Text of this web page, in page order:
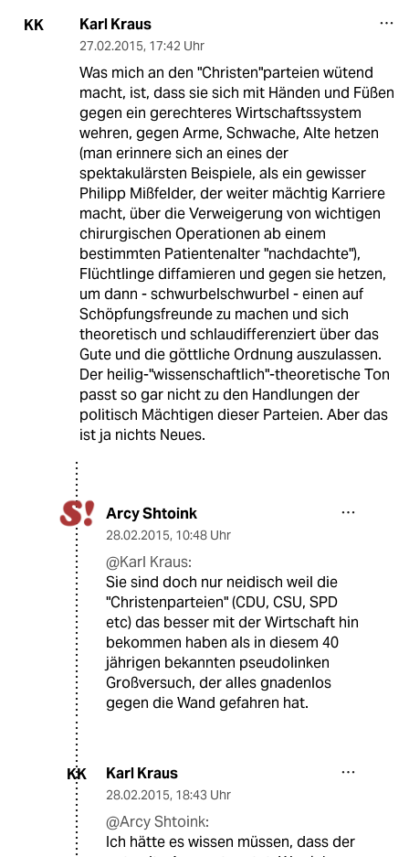
KK Karl Kraus
27.02.2015, 17:42 Uhr
Was mich an den "Christen"parteien wütend
macht, ist, dass sie sich mit Händen und Füßen
gegen ein gerechteres Wirtschaftssystem
wehren, gegen Arme, Schwache, Alte hetzen
(man erinnere sich an eines der
spektakulärsten Beispiele, als ein gewisser
Philipp Mißfelder, der weiter mächtig Karriere
macht, über die Verweigerung von wichtigen
chirurgischen Operationen ab einem
bestimmten Patientenalter "nachdachte"),
Flüchtlinge diffamieren und gegen sie hetzen,
um dann - schwurbelschwurbel - einen auf
Schöpfungsfreunde zu machen und sich
theoretisch und schlaudifferenziert über das
Gute und die göttliche Ordnung auszulassen.
Der heilig-"wissenschaftlich"-theoretische Ton
passt so gar nicht zu den Handlungen der
politisch Mächtigen dieser Parteien. Aber das
ist ja nichts Neues.
Arcy Shtoink
28.02.2015, 10:48 Uhr
@Karl Kraus:
Sie sind doch nur neidisch weil die
"Christenparteien" (CDU, CSU, SPD
etc) das besser mit der Wirtschaft hin
bekommen haben als in diesem 40
jährigen bekannten pseudolinken
Großversuch, der alles gnadenlos
gegen die Wand gefahren hat.
KK Karl Kraus
28.02.2015, 18:43 Uhr
@Arcy Shtoink:
Ich hätte es wissen müssen, dass der